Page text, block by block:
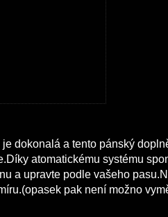
dokonalá a tento pánský
atomatickému systému
a upravte podle vašeho
pak není možno